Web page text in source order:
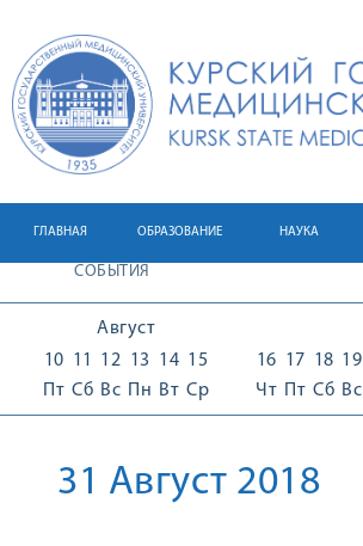
ГЛАВНАЯ ОБРАЗОВАНИЕ НАУКА
СОБЫТИЯ
Август
10
Пт
11
Сб
12
Вс
13
Пн
14
Вт
15
Ср
16
Чт
17
Пт
18
Сб
19
Вс
31 Август 2018